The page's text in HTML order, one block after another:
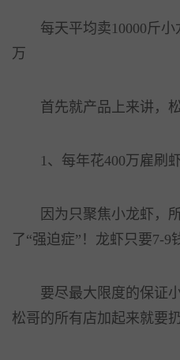
每天平均卖10000斤小
万
首先就产品上来讲，松
1、每年花400万雇刷虾
因为只聚焦小龙虾，所
了“强迫症”！龙虾只要7-9
要尽最大限度的保证小
松哥的所有店加起来就要